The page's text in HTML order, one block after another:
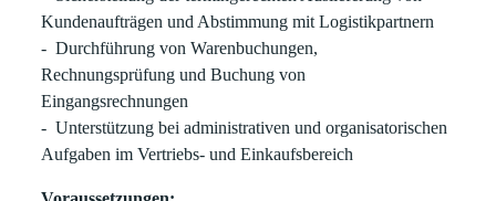
Kundenaufträgen und Abstimmung mit Logistikpartnern
- Durchführung von Warenbuchungen,
Rechnungsprüfung und Buchung von
Eingangsrechnungen
- Unterstützung bei administrativen und organisatorischen
Aufgaben im Vertriebs- und Einkaufsbereich